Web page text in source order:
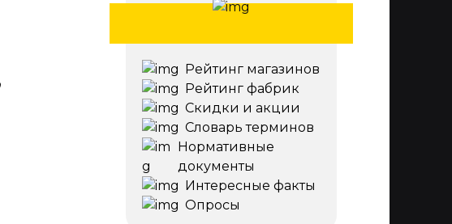
Рейтинг магазинов
Рейтинг фабрик
Скидки и акции
Словарь терминов
Нормативные
документы
Интересные факты
Опросы